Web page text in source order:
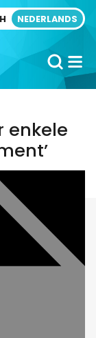
NEDERLANDS
enkele